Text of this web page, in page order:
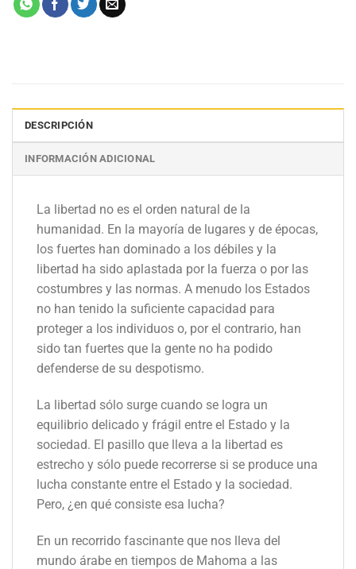
DESCRIPCIÓN
INFORMACIÓN ADICIONAL
La libertad no es el orden natural de la
humanidad. En la mayoría de lugares y de épocas,
los fuertes han dominado a los débiles y la
libertad ha sido aplastada por la fuerza o por las
costumbres y las normas. A menudo los Estados
no han tenido la suficiente capacidad para
proteger a los individuos o, por el contrario, han
sido tan fuertes que la gente no ha podido
defenderse de su despotismo.
La libertad sólo surge cuando se logra un
equilibrio delicado y frágil entre el Estado y la
sociedad. El pasillo que lleva a la libertad es
estrecho y sólo puede recorrerse si se produce una
lucha constante entre el Estado y la sociedad.
Pero, ¿en qué consiste esa lucha?
En un recorrido fascinante que nos lleva del
mundo árabe en tiempos de Mahoma a las